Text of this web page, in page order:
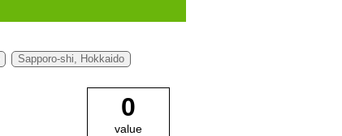
Sapporo-shi, Hokkaido
0
value